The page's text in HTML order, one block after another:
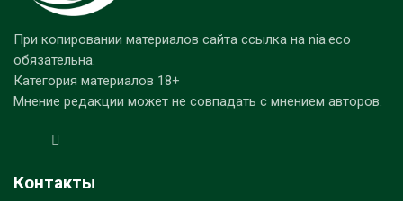
При копировании материалов сайта ссылка на nia.eco
обязательна.
Категория материалов 18+
Мнение редакции может не совпадать с мнением авторов.
Контакты